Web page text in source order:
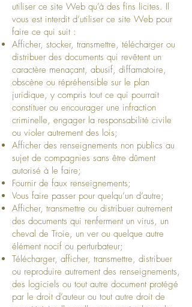
utiliser ce site Web qu’à des fins licites. Il
vous est interdit d’utiliser ce site Web pour
faire ce qui suit :
Afficher, stocker, transmettre, télécharger ou
distribuer des documents qui revêtent un
caractère menaçant, abusif, diffamatoire,
obscène ou répréhensible sur le plan
juridique, y compris tout ce qui pourrait
constituer ou encourager une infraction
criminelle, engager la responsabilité civile
ou violer autrement des lois;
Afficher des renseignements non publics au
sujet de compagnies sans être dûment
autorisé à le faire;
Fournir de faux renseignements;
Vous faire passer pour quelqu’un d’autre;
Afficher, transmettre ou distribuer autrement
des documents qui renferment un virus, un
cheval de Troie, un ver ou quelque autre
élément nocif ou perturbateur;
Télécharger, afficher, transmettre, distribuer
ou reproduire autrement des renseignements,
des logiciels ou tout autre document protégé
par le droit d’auteur ou tout autre droit de